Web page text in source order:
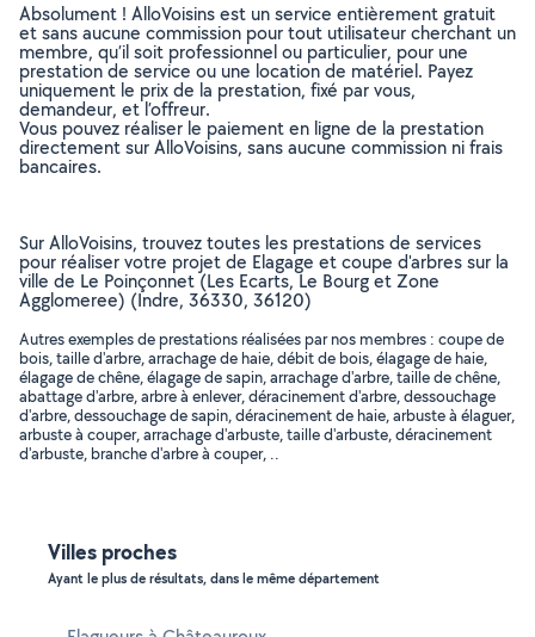
Absolument ! AlloVoisins est un service entièrement gratuit
et sans aucune commission pour tout utilisateur cherchant un
membre, qu’il soit professionnel ou particulier, pour une
prestation de service ou une location de matériel. Payez
uniquement le prix de la prestation, fixé par vous,
demandeur, et l’offreur.
Vous pouvez réaliser le paiement en ligne de la prestation
directement sur AlloVoisins, sans aucune commission ni frais
bancaires.
Sur AlloVoisins, trouvez toutes les prestations de services
pour réaliser votre projet de Elagage et coupe d'arbres sur la
ville de Le Poinçonnet (Les Ecarts, Le Bourg et Zone
Agglomeree) (Indre, 36330, 36120)
Autres exemples de prestations réalisées par nos membres : coupe de
bois, taille d'arbre, arrachage de haie, débit de bois, élagage de haie,
élagage de chêne, élagage de sapin, arrachage d'arbre, taille de chêne,
abattage d'arbre, arbre à enlever, déracinement d'arbre, dessouchage
d'arbre, dessouchage de sapin, déracinement de haie, arbuste à élaguer,
arbuste à couper, arrachage d'arbuste, taille d'arbuste, déracinement
d'arbuste, branche d'arbre à couper, ..
Villes proches
Ayant le plus de résultats, dans le même département